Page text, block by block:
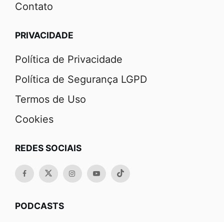
Contato
PRIVACIDADE
Política de Privacidade
Política de Segurança LGPD
Termos de Uso
Cookies
REDES SOCIAIS
PODCASTS